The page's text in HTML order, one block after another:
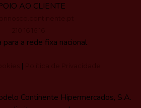
AO CLIENTE
para a rede fixa nacional
|
Continente Hipermercados, S.A.